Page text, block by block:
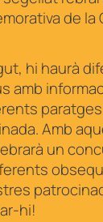
de la
hi haurà
amb
Amb
un
hi!